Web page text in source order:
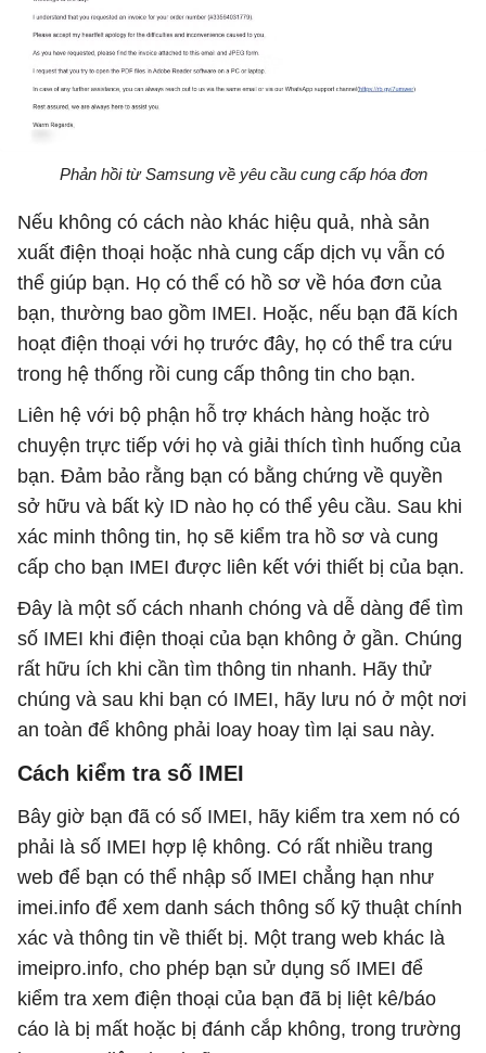
Phản hồi từ Samsung về yêu cầu cung cấp hóa đơn
Nếu không có cách nào khác hiệu quả, nhà sản
xuất điện thoại hoặc nhà cung cấp dịch vụ vẫn có
thể giúp bạn. Họ có thể có hồ sơ về hóa đơn của
bạn, thường bao gồm IMEI. Hoặc, nếu bạn đã kích
hoạt điện thoại với họ trước đây, họ có thể tra cứu
trong hệ thống rồi cung cấp thông tin cho bạn.
Liên hệ với bộ phận hỗ trợ khách hàng hoặc trò
chuyện trực tiếp với họ và giải thích tình huống của
bạn. Đảm bảo rằng bạn có bằng chứng về quyền
sở hữu và bất kỳ ID nào họ có thể yêu cầu. Sau khi
xác minh thông tin, họ sẽ kiểm tra hồ sơ và cung
cấp cho bạn IMEI được liên kết với thiết bị của bạn.
Đây là một số cách nhanh chóng và dễ dàng để tìm
số IMEI khi điện thoại của bạn không ở gần. Chúng
rất hữu ích khi cần tìm thông tin nhanh. Hãy thử
chúng và sau khi bạn có IMEI, hãy lưu nó ở một nơi
an toàn để không phải loay hoay tìm lại sau này.
Cách kiểm tra số IMEI
Bây giờ bạn đã có số IMEI, hãy kiểm tra xem nó có
phải là số IMEI hợp lệ không. Có rất nhiều trang
web để bạn có thể nhập số IMEI chẳng hạn như
imei.info để xem danh sách thông số kỹ thuật chính
xác và thông tin về thiết bị. Một trang web khác là
imeipro.info, cho phép bạn sử dụng số IMEI để
kiểm tra xem điện thoại của bạn đã bị liệt kê/báo
cáo là bị mất hoặc bị đánh cắp không, trong trường